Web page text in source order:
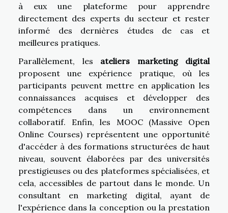
à eux une plateforme pour apprendre
directement des experts du secteur et rester
informé des dernières études de cas et
meilleures pratiques.
Parallèlement, les ateliers marketing digital
proposent une expérience pratique, où les
participants peuvent mettre en application les
connaissances acquises et développer des
compétences dans un environnement
collaboratif. Enfin, les MOOC (Massive Open
Online Courses) représentent une opportunité
d'accéder à des formations structurées de haut
niveau, souvent élaborées par des universités
prestigieuses ou des plateformes spécialisées, et
cela, accessibles de partout dans le monde. Un
consultant en marketing digital, ayant de
l'expérience dans la conception ou la prestation